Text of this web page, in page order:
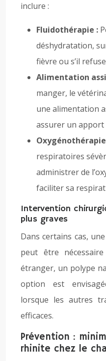
inclure :
Fluidothérapie :
déshydratation,
fièvre ou s’il
Alimentation
manger, le
une alimentation
assurer un
respiratoires
administrer de
faciliter sa
Intervention
plus graves
Dans certains cas,
peut être
étranger, un polype
option est
lorsque les autres
efficaces.
Prévention :
rhinite chez le